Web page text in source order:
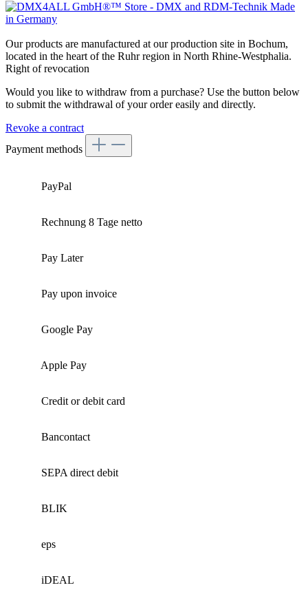
Our products are manufactured at our production site in Bochum,
located in the heart of the Ruhr region in North Rhine-Westphalia.
Right of revocation
Would you like to withdraw from a purchase? Use the button below
to submit the withdrawal of your order easily and directly.
Revoke a contract
Payment methods
PayPal
Rechnung 8 Tage netto
Pay Later
Pay upon invoice
Google Pay
Apple Pay
Credit or debit card
Bancontact
SEPA direct debit
BLIK
eps
iDEAL